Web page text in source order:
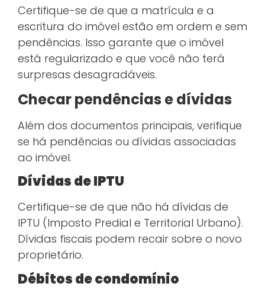
Certifique-se de que a matrícula e a
escritura do imóvel estão em ordem e sem
pendências. Isso garante que o imóvel
está regularizado e que você não terá
surpresas desagradáveis.
Checar pendências e dívidas
Além dos documentos principais, verifique
se há pendências ou dívidas associadas
ao imóvel.
Dívidas de IPTU
Certifique-se de que não há dívidas de
IPTU (Imposto Predial e Territorial Urbano).
Dívidas fiscais podem recair sobre o novo
proprietário.
Débitos de condomínio